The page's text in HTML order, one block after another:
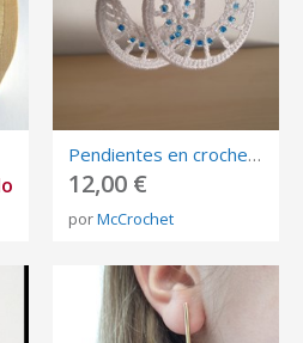
Pendientes en crochet en color Blanco - Pendientes aros, - Crochet Earrings - Aros Boho Chic
12,00 €
porMcCrochet